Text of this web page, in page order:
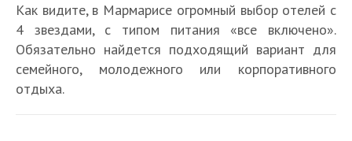
Как видите, в Мармарисе огромный выбор отелей с
4 звездами, с типом питания «все включено».
Обязательно найдется подходящий вариант для
семейного, молодежного или корпоративного
отдыха.